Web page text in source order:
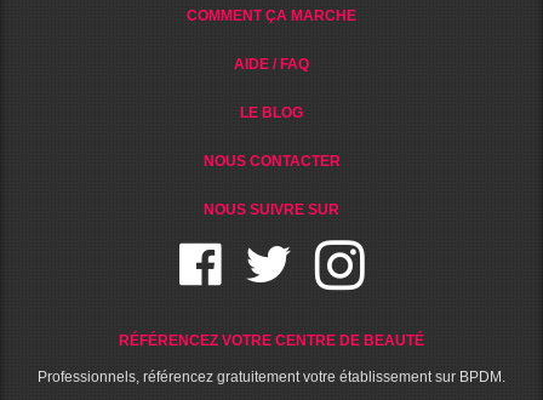
COMMENT ÇA MARCHE
AIDE / FAQ
LE BLOG
NOUS CONTACTER
NOUS SUIVRE SUR
RÉFÉRENCEZ VOTRE CENTRE DE BEAUTÉ
Professionnels, référencez gratuitement votre établissement sur BPDM.